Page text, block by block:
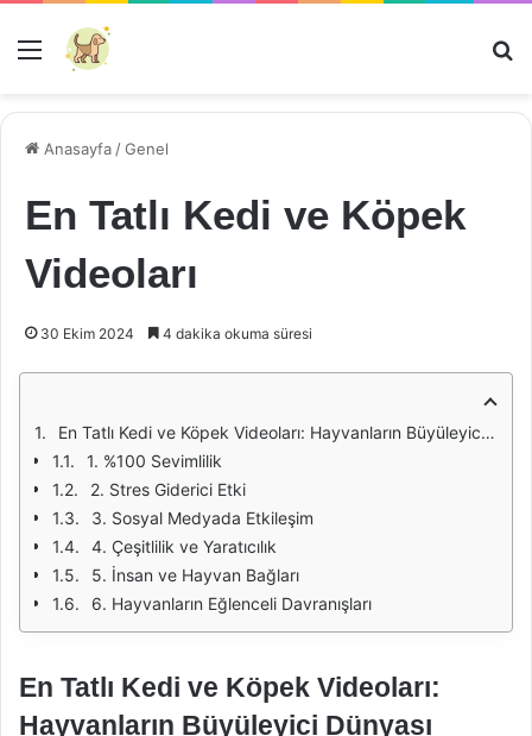
Menü
Anasayfa /Genel
En Tatlı Kedi ve Köpek
Videoları
30 Ekim 2024 4 dakika okuma süresi
En Tatlı Kedi ve Köpek Videoları: Hayvanların Büyüleyici Dünyası
1. %100 Sevimlilik
2. Stres Giderici Etki
3. Sosyal Medyada Etkileşim
4. Çeşitlilik ve Yaratıcılık
5. İnsan ve Hayvan Bağları
6. Hayvanların Eğlenceli Davranışları
En Tatlı Kedi ve Köpek Videoları:
Hayvanların Büyüleyici Dünyası